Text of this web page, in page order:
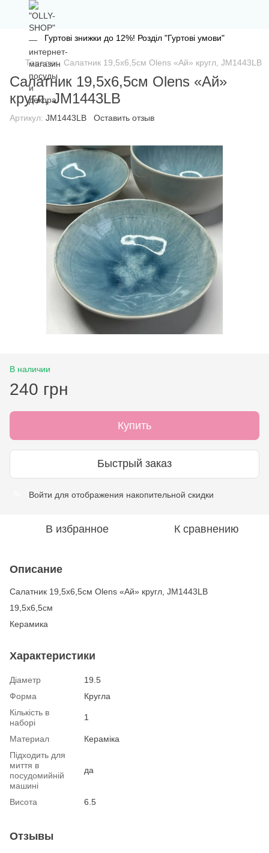
Гуртові знижки до 12%! Розділ "Гуртові умови"
Тарелки Салатник 19,5х6,5см Olens «Ай» кругл, JM1443LB
Салатник 19,5х6,5см Olens «Ай»
кругл, JM1443LB
Артикул: JM1443LB Оставить отзыв
В наличии
240 грн
Купить
Быстрый заказ
Войти для отображения накопительной скидки
В избранное К сравнению
Описание
Салатник 19,5х6,5см Olens «Ай» кругл, JM1443LB
19,5х6,5см
Керамика
Характеристики
Діаметр
19.5
Форма
Кругла
Кількість в
наборі
1
Материал
Кераміка
Підходить для
миття в
посудомийній
машині
да
Висота 6.5
Отзывы